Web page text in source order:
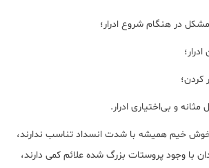
در هنگام شروع ادرار؛
کردن؛
و بی‌اختیاری ادرار.
خوش خیم همیشه با شدت انسداد تناسب ندارند،
با وجود پروستات بزرگ شده علائم کمی دارند،